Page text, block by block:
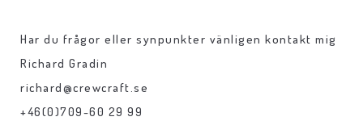
Har du frågor eller synpunkter vänligen kontakt mig
Richard Gradin
richard@crewcraft.se
+46(0)709-60 29 99